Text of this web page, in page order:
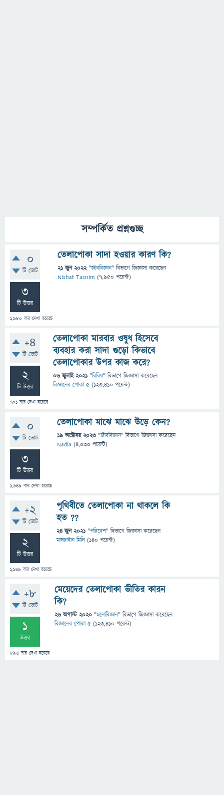
সম্পর্কিত প্রশ্নগুচ্ছ
0
টি ভোট
3
টি উত্তর
1,980 বার দেখা হয়েছে
তেলাপোকা সাদা হওয়ার কারণ কি?
21 জুন 2022 "জীববিজ্ঞান" বিভাগে জিজ্ঞাসাকরেছেন
Nishat Tasnim (7,950 পয়েন্ট)
+4
টি ভোট
2
টি উত্তর
701 বার দেখা হয়েছে
তেলাপোকা মারবার ওষুধ হিসেবে
ব্যবহার করা সাদা গুড়ো কিভাবে
তেলাপোকার উপর কাজ করে?
06 জুলাই 2021 "বিবিধ" বিভাগে জিজ্ঞাসাকরেছেন
বিজ্ঞানের পোকা ৫ (123,410 পয়েন্ট)
0
টি ভোট
3
টি উত্তর
1,649 বার দেখা হয়েছে
তেলাপোকা মাঝে মাঝে উড়ে কেন?
19 অক্টোবর 2023 "জীববিজ্ঞান" বিভাগে জিজ্ঞাসাকরেছেন
Nadia (4,030 পয়েন্ট)
+2
টি ভোট
2
টি উত্তর
1,169 বার দেখা হয়েছে
পৃথিবীতে তেলাপোকা না থাকলে কি
হত ??
24 জুন 2021 "পরিবেশ" বিভাগে জিজ্ঞাসাকরেছেন
মাহ্জাবীন মিলি (140 পয়েন্ট)
+8
টি ভোট
1
উত্তর
896 বার দেখা হয়েছে
মেয়েদের তেলাপোকা ভীতির কারন
কি?
26 অগাস্ট 2020 "মনোবিজ্ঞান" বিভাগে জিজ্ঞাসাকরেছেন
বিজ্ঞানের পোকা ৫ (123,410 পয়েন্ট)